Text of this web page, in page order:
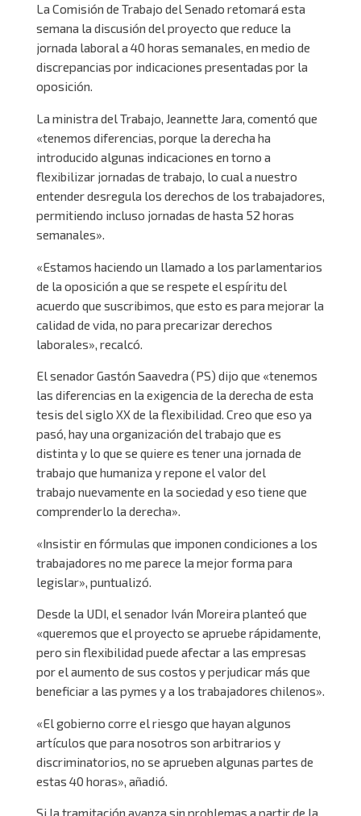
La Comisión de Trabajo del Senado retomará esta
semana la discusión del proyecto que reduce la
jornada laboral a 40 horas semanales, en medio de
discrepancias por indicaciones presentadas por la
oposición.
La ministra del Trabajo, Jeannette Jara, comentó que
«tenemos diferencias, porque la derecha ha
introducido algunas indicaciones en torno a
flexibilizar jornadas de trabajo, lo cual a nuestro
entender desregula los derechos de los trabajadores,
permitiendo incluso jornadas de hasta 52 horas
semanales».
«Estamos haciendo un llamado a los parlamentarios
de la oposición a que se respete el espíritu del
acuerdo que suscribimos, que esto es para mejorar la
calidad de vida, no para precarizar derechos
laborales», recalcó.
El senador Gastón Saavedra (PS) dijo que «tenemos
las diferencias en la exigencia de la derecha de esta
tesis del siglo XX de la flexibilidad. Creo que eso ya
pasó, hay una organización del trabajo que es
distinta y lo que se quiere es tener una jornada de
trabajo que humaniza y repone el valor del
trabajo nuevamente en la sociedad y eso tiene que
comprenderlo la derecha».
«Insistir en fórmulas que imponen condiciones a los
trabajadores no me parece la mejor forma para
legislar», puntualizó.
Desde la UDI, el senador Iván Moreira planteó que
«queremos que el proyecto se apruebe rápidamente,
pero sin flexibilidad puede afectar a las empresas
por el aumento de sus costos y perjudicar más que
beneficiar a las pymes y a los trabajadores chilenos».
«El gobierno corre el riesgo que hayan algunos
artículos que para nosotros son arbitrarios y
discriminatorios, no se aprueben algunas partes de
estas 40 horas», añadió.
Si la tramitación avanza sin problemas a partir de la